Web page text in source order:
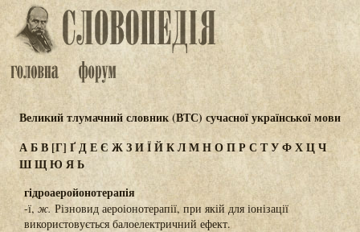
Великий тлумачний словник (ВТС) сучасної української мови
АБВ[Г] ҐДЕЄ ЖЗИЇЙКЛМНОПР СТУФХЦЧ
ШЩЮЯЬ
гідроаеройонотерапія
-ї, ж. Різновид аероіонотерапії, при якій для іонізації
використовується балоелектричний ефект.